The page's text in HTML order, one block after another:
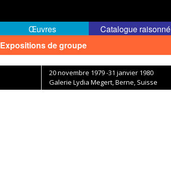
Expositions de groupe
Œuvres Catalogue raisonné
20 novembre 1979 -31 janvier 1980
Galerie Lydia Megert, Berne, Suisse